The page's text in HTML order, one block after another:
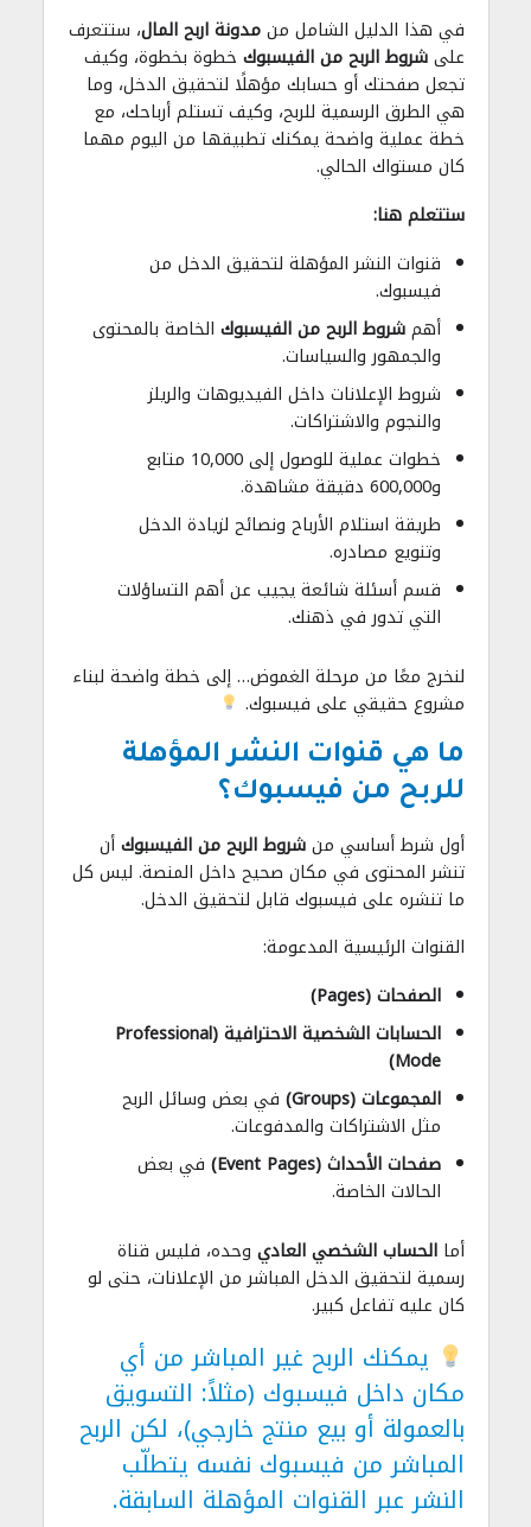
في هذا الدليل الشامل منمدونة اربح المال، ستتعرف
علىشروط الربح من الفيسبوك خطوة بخطوة، وكيف
تجعل صفحتك أو حسابك مؤهلًا لتحقيق الدخل، وما
هي الطرق الرسمية للربح، وكيف تستلم أرباحك، مع
خطة عملية واضحة يمكنك تطبيقها من اليوم مهما
كان مستواك الحالي.
ستتعلم هنا:
قنوات النشر المؤهلة لتحقيق الدخل من
فيسبوك.
أهمشروط الربح من الفيسبوك الخاصة بالمحتوى
والجمهور والسياسات.
شروط الإعلانات داخل الفيديوهات والريلز
والنجوم والاشتراكات.
خطوات عملية للوصول إلى 10,000 متابع
و600,000 دقيقة مشاهدة.
طريقة استلام الأرباح ونصائح لزيادة الدخل
وتنويع مصادره.
قسم أسئلة شائعة يجيب عن أهم التساؤلات
التي تدور في ذهنك.
لنخرج معًا من مرحلة الغموض… إلى خطة واضحة لبناء
مشروع حقيقي على فيسبوك.
ما هي قنوات النشر المؤهلة
للربح من فيسبوك؟
أول شرط أساسي منشروط الربح من الفيسبوكأن
تنشر المحتوى في مكان صحيح داخل المنصة. ليس كل
ما تنشره على فيسبوك قابل لتحقيق الدخل.
القنوات الرئيسية المدعومة:
الصفحات (Pages)
الحسابات الشخصية الاحترافية (Professional
Mode)
المجموعات (Groups)
في بعض وسائل الربح
مثل الاشتراكات والمدفوعات.
صفحات الأحداث (Event Pages)
في بعض
الحالات الخاصة.
أماالحساب الشخصي العادي وحده، فليس قناة
رسمية لتحقيق الدخل المباشر من الإعلانات، حتى لو
كان عليه تفاعل كبير.
يمكنك الربح غير المباشر من أي
مكان داخل فيسبوك (مثلاً: التسويق
بالعمولة أو بيع منتج خارجي)، لكن الربح
المباشر من فيسبوك نفسه يتطلّب
النشر عبر القنوات المؤهلة السابقة.